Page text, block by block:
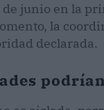
junio en la
la
declarada.